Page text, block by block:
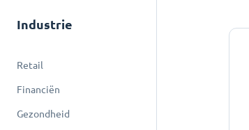
Industrie
Retail
Financiën
Gezondheid